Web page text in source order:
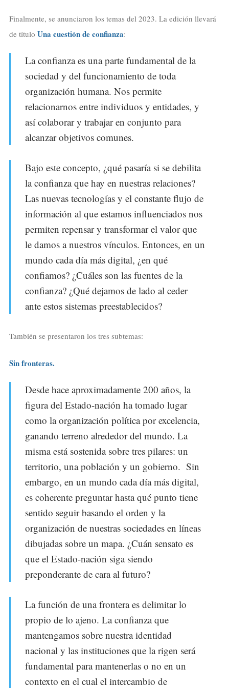
Finalmente, se anunciaron los temas del 2023. La edición llevará
de título Una cuestión de confianza:
La confianza es una parte fundamental de la
sociedad y del funcionamiento de toda
organización humana. Nos permite
relacionarnos entre individuos y entidades, y
así colaborar y trabajar en conjunto para
alcanzar objetivos comunes.
Bajo este concepto, ¿qué pasaría si se debilita
la confianza que hay en nuestras relaciones?
Las nuevas tecnologías y el constante flujo de
información al que estamos influenciados nos
permiten repensar y transformar el valor que
le damos a nuestros vínculos. Entonces, en un
mundo cada día más digital, ¿en qué
confiamos? ¿Cuáles son las fuentes de la
confianza? ¿Qué dejamos de lado al ceder
ante estos sistemas preestablecidos?
También se presentaron los tres subtemas:
Sin fronteras.
Desde hace aproximadamente 200 años, la
figura del Estado-nación ha tomado lugar
como la organización política por excelencia,
ganando terreno alrededor del mundo. La
misma está sostenida sobre tres pilares: un
territorio, una población y un gobierno. Sin
embargo, en un mundo cada día más digital,
es coherente preguntar hasta qué punto tiene
sentido seguir basando el orden y la
organización de nuestras sociedades en líneas
dibujadas sobre un mapa. ¿Cuán sensato es
que el Estado-nación siga siendo
preponderante de cara al futuro?
La función de una frontera es delimitar lo
propio de lo ajeno. La confianza que
mantengamos sobre nuestra identidad
nacional y las instituciones que la rigen será
fundamental para mantenerlas o no en un
contexto en el cual el intercambio de